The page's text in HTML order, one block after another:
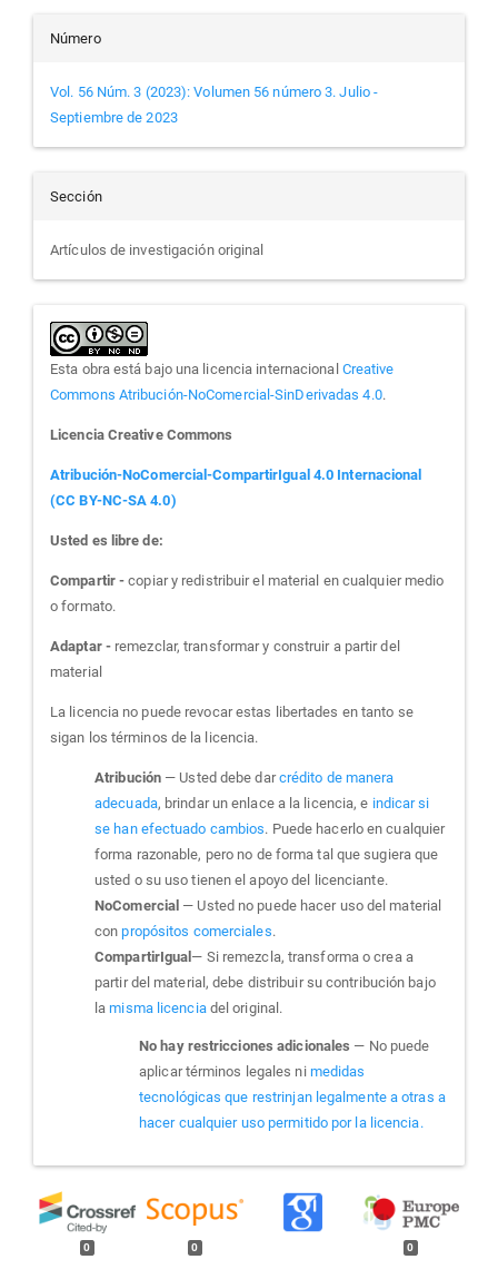
Número
Vol. 56 Núm. 3 (2023): Volumen 56 número 3. Julio -
Septiembre de 2023
Sección
Artículos de investigación original
Esta obra está bajo una licencia internacional Creative
Commons Atribución-NoComercial-SinDerivadas 4.0.
Licencia Creative Commons
Atribución-NoComercial-CompartirIgual 4.0 Internacional
(CC BY-NC-SA 4.0)
Usted es libre de:
Compartir -copiar y redistribuir el material en cualquier medio
o formato.
Adaptar -remezclar, transformar y construir a partir del
material
La licencia no puede revocar estas libertades en tanto se
sigan los términos de la licencia.
Atribución — Usted debe darcrédito de manera
adecuada, brindar un enlace a la licencia, e indicar si
se han efectuado cambios. Puede hacerlo en cualquier
forma razonable, pero no de forma tal que sugiera que
usted o su uso tienen el apoyo del licenciante.
NoComercial — Usted no puede hacer uso del material
conpropósitos comerciales.
CompartirIgual — Si remezcla, transforma o crea a
partir del material, debe distribuir su contribución bajo
lamisma licenciadel original.
No hay restricciones adicionales — No puede
aplicar términos legales ni medidas
tecnológicas que restrinjan legalmente a otras a
hacer cualquier uso permitido por la licencia.
0 0 0